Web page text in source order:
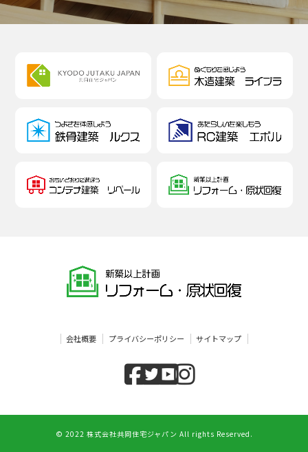
会社概要 プライバシーポリシー サイトマップ
© 2022 株式会社共同住宅ジャパン All rights Reserved.